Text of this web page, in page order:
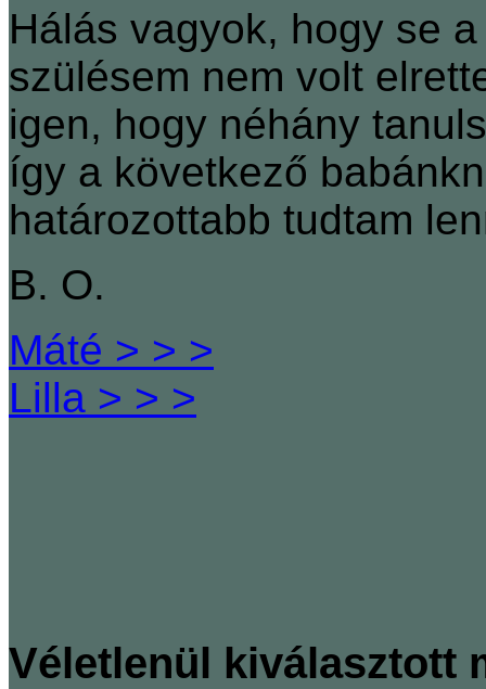
Hálás vagyok, hogy se
szülésem nem volt
igen, hogy néhány
így a következő
határozottabb tudtam
B. O.
Máté > > >
Lilla > > >
Véletlenül kiválasztott